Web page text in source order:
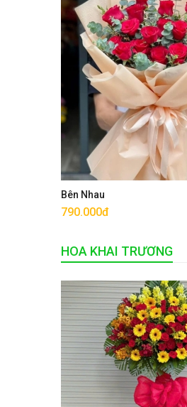
Bên Nhau
790.000đ
Mua ngay
HOA KHAI TRƯƠNG